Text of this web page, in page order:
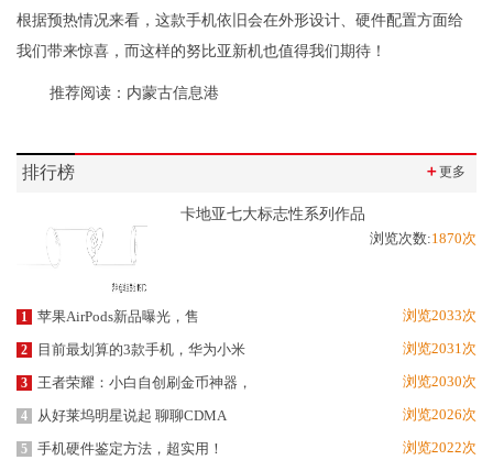
根据预热情况来看，这款手机依旧会在外形设计、硬件配置方面给
我们带来惊喜，而这样的努比亚新机也值得我们期待！
推荐阅读： 内蒙古信息港
排行榜 ＋更多
卡地亚七大标志性系列作品
浏览次数:1870次
1 苹果AirPods新品曝光，售 浏览2033次
2 目前最划算的3款手机，华为小米 浏览2031次
3 王者荣耀：小白自创刷金币神器， 浏览2030次
4 从好莱坞明星说起 聊聊CDMA 浏览2026次
5 手机硬件鉴定方法，超实用！ 浏览2022次